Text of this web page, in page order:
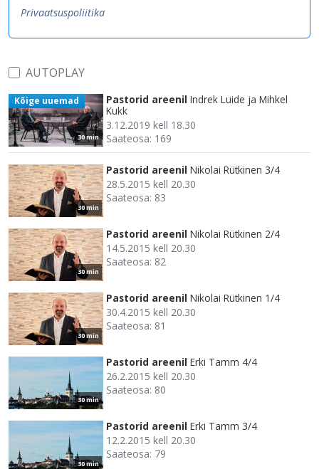
Privaatsuspoliitika
AUTOPLAY
30 min
Kõige uuemad Pastorid areenil Indrek Luide ja Mihkel
Kukk
3.12.2019 kell 18.30
Saateosa: 169
30 min
Pastorid areenil Nikolai Rütkinen 3/4
28.5.2015 kell 20.30
Saateosa: 83
30 min
Pastorid areenil Nikolai Rütkinen 2/4
14.5.2015 kell 20.30
Saateosa: 82
30 min
Pastorid areenil Nikolai Rütkinen 1/4
30.4.2015 kell 20.30
Saateosa: 81
30 min
Pastorid areenil Erki Tamm 4/4
26.2.2015 kell 20.30
Saateosa: 80
30 min
Pastorid areenil Erki Tamm 3/4
12.2.2015 kell 20.30
Saateosa: 79